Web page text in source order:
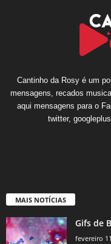
Cantinho da Rosy é um
mensagens, recados
aqui mensagens para o
twitter,
MAIS NOTÍCIAS
Gifs de
fevereiro